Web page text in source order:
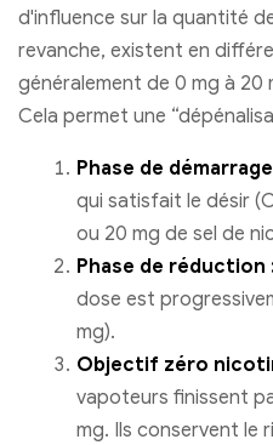
d'influence sur la quantité
revanche, existent en
généralement de 0 mg à 20
Cela permet une
Phase de
qui satisfait le désir
ou 20 mg de sel de
Phase de réduction
dose est
mg).
Objectif zéro
vapoteurs finissent
mg. Ils conservent le